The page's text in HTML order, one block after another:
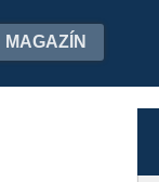
MAGAZÍN